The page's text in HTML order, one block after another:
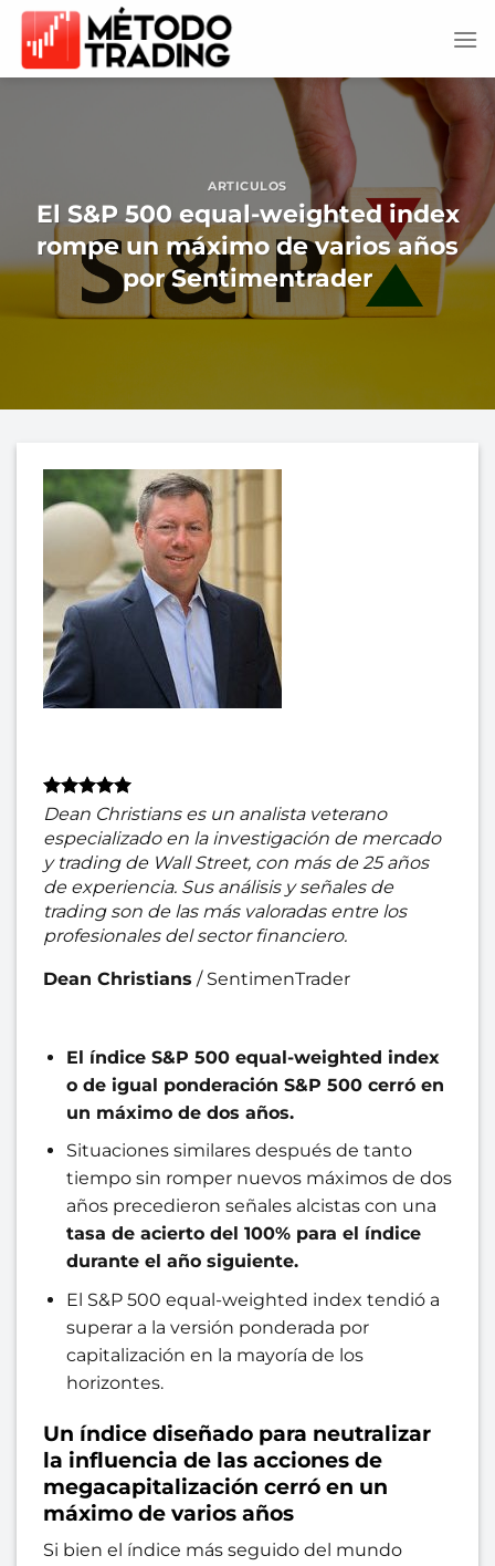
Saltar
contenido
ARTICULOS
El S&P 500 equal-weighted index
rompe un máximo de varios años
por Sentimentrader
Dean Christians es un analista veterano
especializado en la investigación de mercado
y trading de Wall Street, con más de 25 años
de experiencia. Sus análisis y señales de
trading son de las más valoradas entre los
profesionales del sector financiero.
Dean Christians / SentimenTrader
El índice S&P 500 equal-weighted index
o de igual ponderación S&P 500 cerró en
un máximo de dos años.
Situaciones similares después de tanto
tiempo sin romper nuevos máximos de dos
años precedieron señales alcistas con una
tasa de acierto del 100% para el índice
durante el año siguiente.
El S&P 500 equal-weighted index tendió a
superar a la versión ponderada por
capitalización en la mayoría de los
horizontes.
Un índice diseñado para neutralizar
la influencia de las acciones de
megacapitalización cerró en un
máximo de varios años
Si bien el índice más seguido del mundo